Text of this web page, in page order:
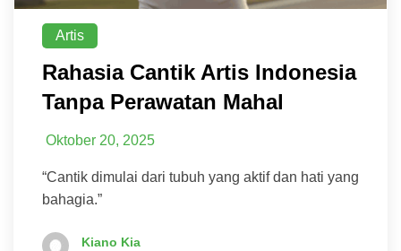
Artis
Rahasia Cantik Artis Indonesia
Tanpa Perawatan Mahal
Oktober 20, 2025
“Cantik dimulai dari tubuh yang aktif dan hati yang
bahagia.”
Kiano Kia